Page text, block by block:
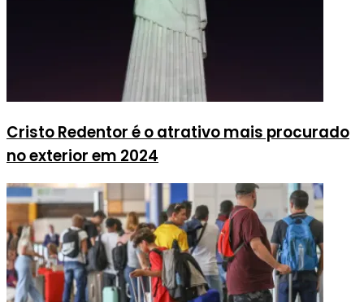
Cristo Redentor é o atrativo mais procurado
no exterior em 2024